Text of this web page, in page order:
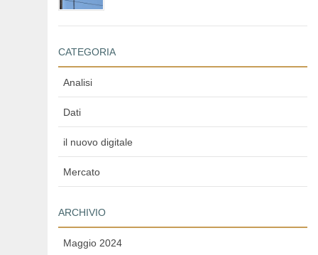
CATEGORIA
Analisi
Dati
il nuovo digitale
Mercato
ARCHIVIO
Maggio 2024